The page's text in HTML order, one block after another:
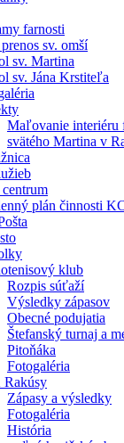
farnosti
sv. omší
sv. Martina
sv. Jána Krstiteľa
Maľovanie interiéru
svätého Martina v
plán činnosti
klub
Rozpis súťaží
Výsledky zápasov
Obecné podujatia
Štefanský turnaj a
Pitoňáka
Fotogaléria
Zápasy a výsledky
Fotogaléria
História